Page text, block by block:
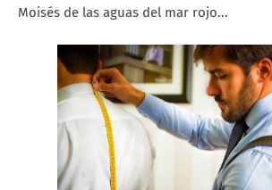
Moisés de las aguas del mar rojo...